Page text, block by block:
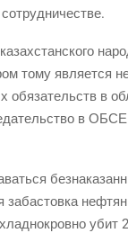
тому явля­ет­ся
в
в
убит